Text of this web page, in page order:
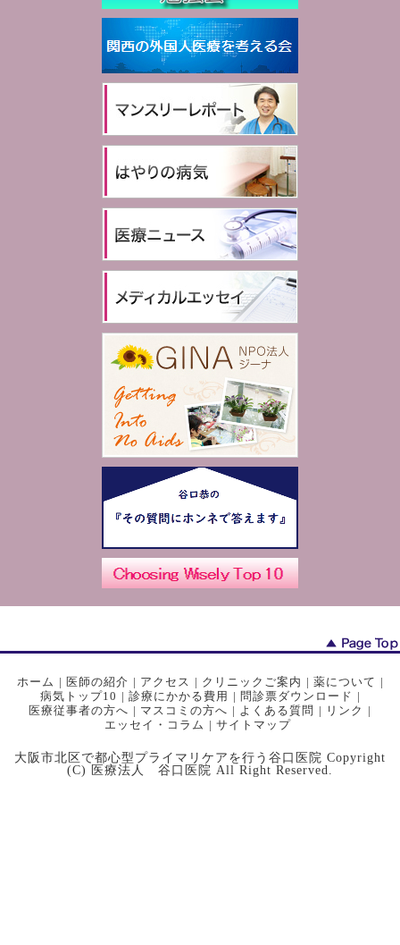
ホーム | 医師の紹介 | アクセス | クリニックご案内 | 薬について |
病気トップ10 | 診療にかかる費用 | 問診票ダウンロード |
医療従事者の方へ | マスコミの方へ | よくある質問 | リンク |
エッセイ・コラム | サイトマップ
大阪市北区で都心型プライマリケアを行う谷口医院 Copyright
(C) 医療法人 谷口医院 All Right Reserved.